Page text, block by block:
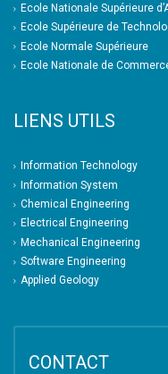
Ecole Nationale Supérieure
Ecole Supérieure de
Ecole Normale Supérieure
Ecole Nationale de
LIENS UTILS
Information Technology
Information System
Chemical Engineering
Electrical Engineering
Mechanical Engineering
Software Engineering
Applied Geology
CONTACT